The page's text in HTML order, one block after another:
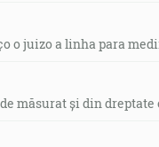
o juizo a linha para
măsurat și din dreptate